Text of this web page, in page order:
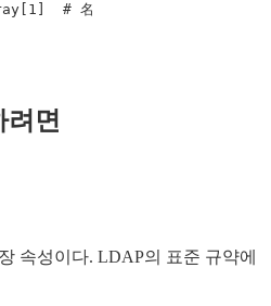
1 # 名
려면
속성이다. LDAP의 표준 규약에